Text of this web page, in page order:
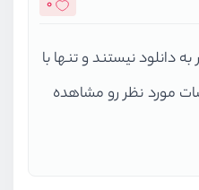
0
دانلود نیستند و تنها با
مورد نظر رو مشاهده